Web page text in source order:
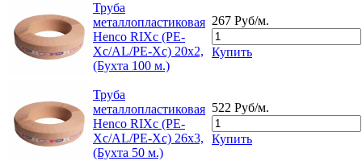
Труба
металлопластиковая
Henco RIXc (PE-
Xc/AL/PE-Xc) 20x2,
(Бухта 100 м.)
267 Руб/м.
Купить
Труба
металлопластиковая
Henco RIXc (PE-
Xc/AL/PE-Xc) 26x3,
(Бухта 50 м.)
522 Руб/м.
Купить